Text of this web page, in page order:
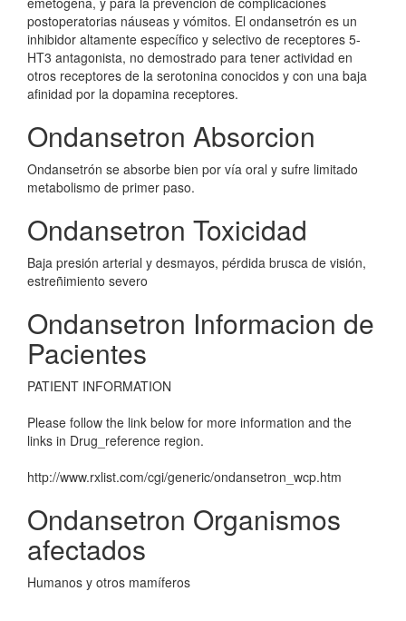
postoperatorias náuseas y vómitos. El ondansetrón es un
inhibidor altamente específico y selectivo de receptores 5-
HT3 antagonista, no demostrado para tener actividad en
otros receptores de la serotonina conocidos y con una baja
afinidad por la dopamina receptores.
Ondansetron Absorcion
Ondansetrón se absorbe bien por vía oral y sufre limitado
metabolismo de primer paso.
Ondansetron Toxicidad
Baja presión arterial y desmayos, pérdida brusca de visión,
estreñimiento severo
Ondansetron Informacion de
Pacientes
PATIENT INFORMATION
Please follow the link below for more information and the
links in Drug_reference region.
http://www.rxlist.com/cgi/generic/ondansetron_wcp.htm
Ondansetron Organismos
afectados
Humanos y otros mamíferos